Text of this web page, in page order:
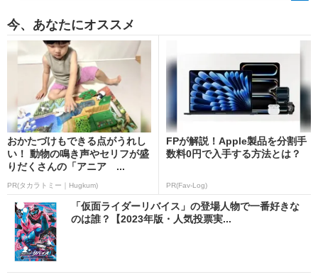
今、あなたにオススメ
おかたづけもできる点がうれし
い！ 動物の鳴き声やセリフが盛
りだくさんの「アニア ...
PR(タカラトミー｜Hugkum)
FPが解説！Apple製品を分割手
数料0円で入手する方法とは？
PR(Fav-Log)
「仮面ライダーリバイス」の登場人物で一番好きな
のは誰？【2023年版・人気投票実...